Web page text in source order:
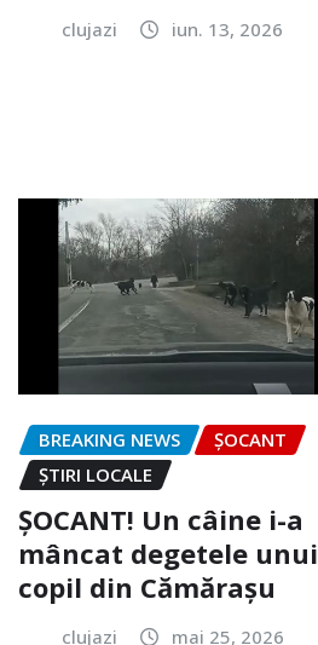
clujazi iun. 13, 2026
BREAKING NEWS
ȘOCANT
ȘTIRI LOCALE
ȘOCANT! Un câine i-a
mâncat degetele unui
copil din Cămărașu
clujazi mai 25, 2026